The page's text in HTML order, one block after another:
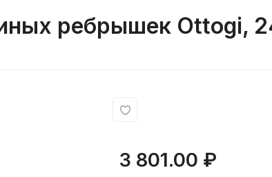
ребрышек Ottogi,
3 801.00 ₽